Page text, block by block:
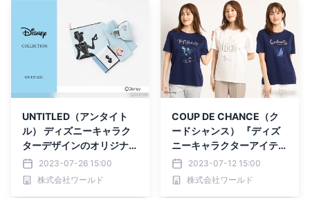
UNTITLED（アンタイト
ル） ディズニーキャラク
ターデザインのオリジナル
アイテム を7月26日(水)よ
り発売
2023-07-26 15:00
株式会社ワールド
COUP DE CHANCE（ク
ードシャンス） 『ディズ
ニーキャラクターアイテ
ム』を発売！
2023-07-12 15:00
株式会社ワールド